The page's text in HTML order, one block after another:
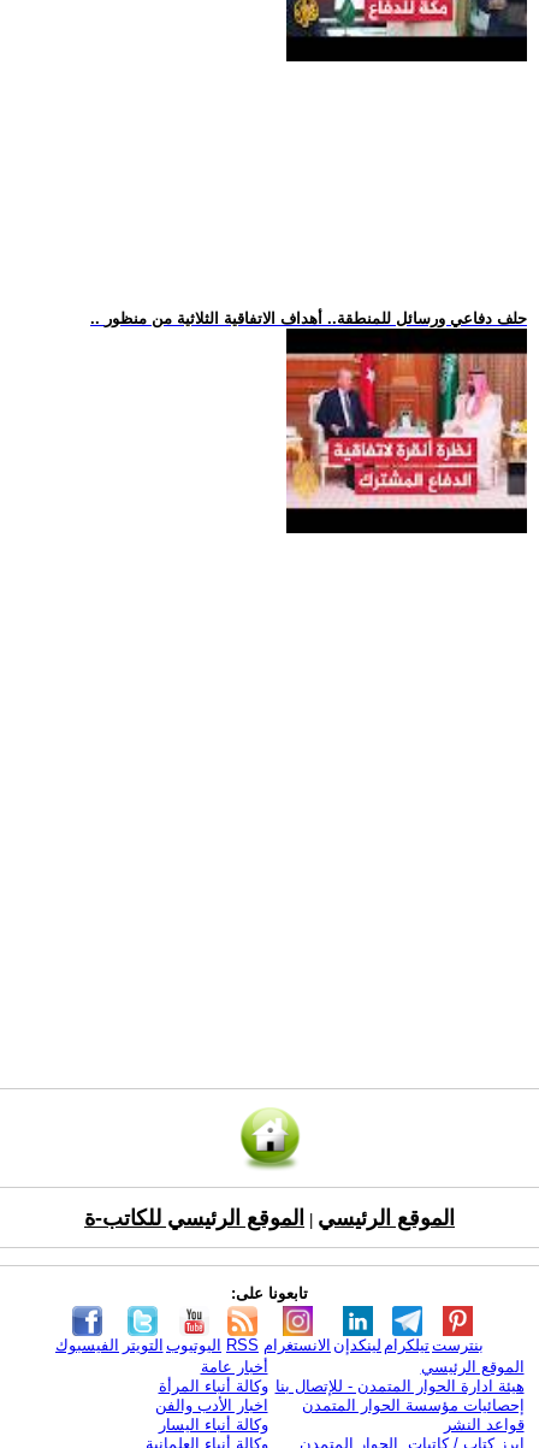
.. حلف دفاعي ورسائل للمنطقة.. أهداف الاتفاقية الثلاثية من منظور
الموقع الرئيسي الموقع الرئيسي للكاتب-ة
تابعونا على:
الفيسبوك التويتر اليوتيوب RSS الانستغرام لينكدإن تيلكرامبنترست
الموقع الرئيسي
هيئة ادارة الحوار المتمدن - للإتصال بنا
إحصائيات مؤسسة الحوار المتمدن
قواعد النشر
ابرز كتاب / كاتبات الحوار المتمدن
أخبار عامة
وكالة أنباء المرأة
اخبار الأدب والفن
وكالة أنباء اليسار
وكالة أنباء العلمانية